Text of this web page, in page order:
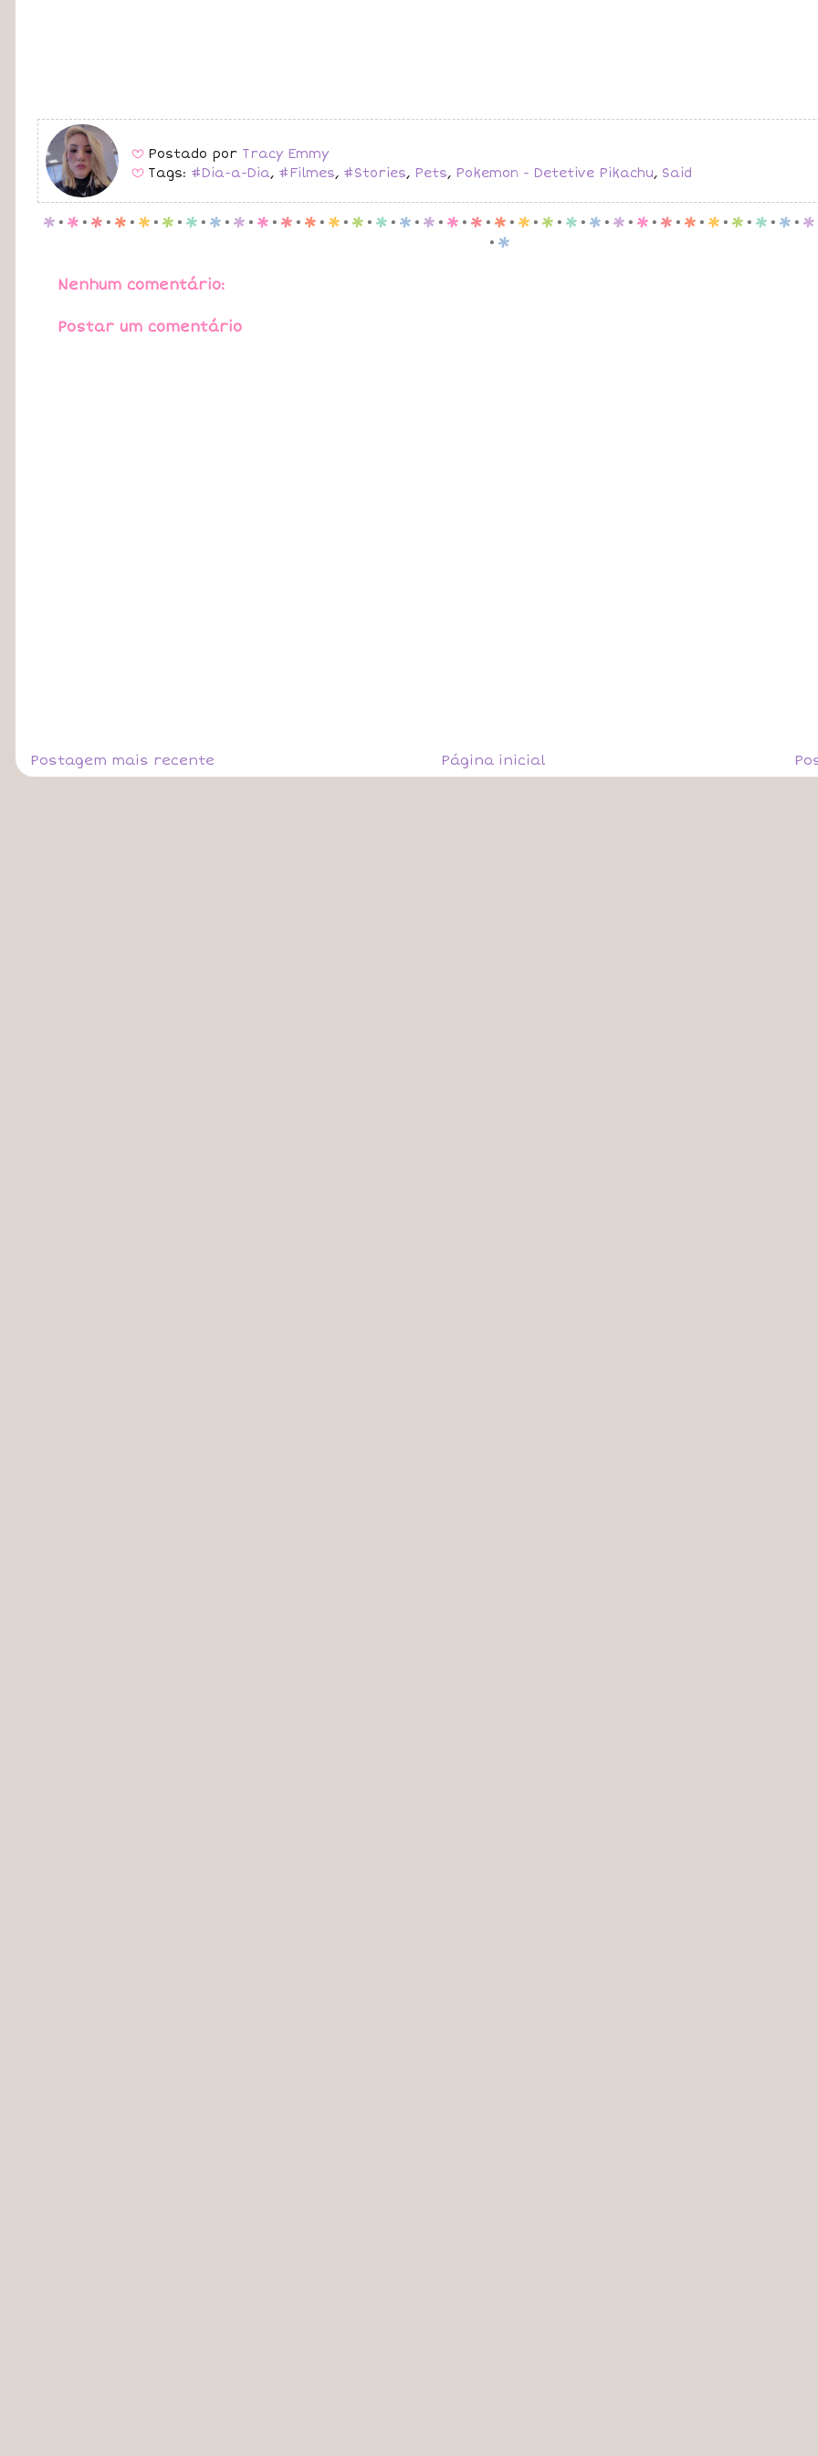
B Postado por Tracy Emmy
B Tags: #Dia-a-Dia, #Filmes, #Stories, Pets, Pokemon - Detetive Pikachu, Said
p . p . p . p . p . p . p . p . p . p . p . p . p . p . p . p . p . p . p . p . p . p . p . p . p . p . p . p . p . p . p . p . p
. p
Nenhum comentário:
Postar um comentário
Postagem mais recente Página inicial